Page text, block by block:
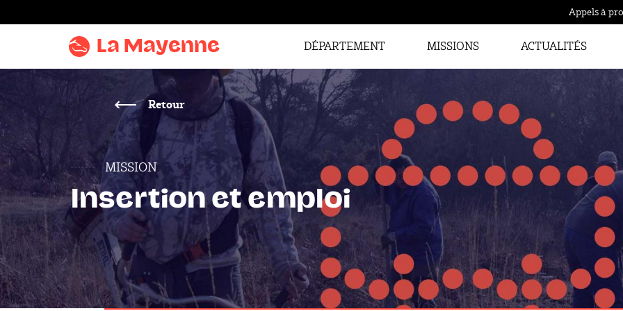
au
Aller à la
recherche
Accentuer
le
contraste
Appels à
La Mayenne DÉPARTEMENT MISSIONS ACTUALITÉS
Retour
MISSION
Insertion et emploi